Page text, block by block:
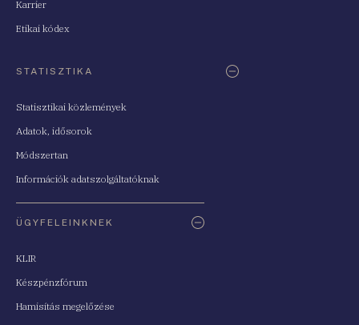
Karrier
Etikai kódex
STATISZTIKA
Statisztikai közlemények
Adatok, idősorok
Módszertan
Információk adatszolgáltatóknak
ÜGYFELEINKNEK
KLIR
Készpénzfórum
Hamisítás megelőzése